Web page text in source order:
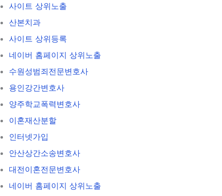
사이트 상위노출
산본치과
사이트 상위등록
네이버 홈페이지 상위노출
수원성범죄전문변호사
용인강간변호사
양주학교폭력변호사
이혼재산분할
인터넷가입
안산상간소송변호사
대전이혼전문변호사
네이버 홈페이지 상위노출